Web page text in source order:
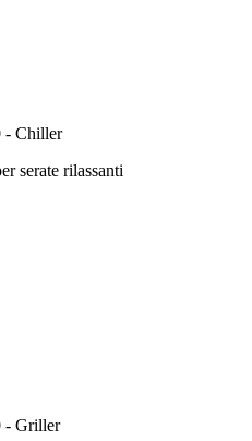
- Chiller
serate rilassanti
- Griller